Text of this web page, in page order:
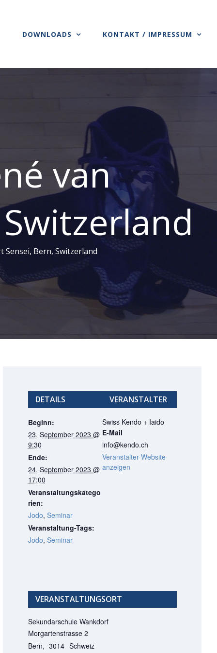
DOWNLOADS KONTAKT / IMPRESSUM
van
Sensei, Bern, Switzerland
DETAILS
Beginn:
23. September 2023 @
9:30
Ende:
24. September 2023 @
17:00
Veranstaltungskatego
rien:
Jodo, Seminar
Veranstaltung-Tags:
Jodo, Seminar
VERANSTALTER
Swiss Kendo + Iaido
E-Mail
info@kendo.ch
Veranstalter-Website
anzeigen
VERANSTALTUNGSORT
Sekundarschule Wankdorf
Morgartenstrasse 2
Bern, 3014 Schweiz